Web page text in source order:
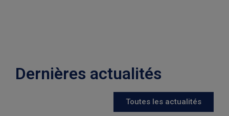
Dernières actualités
Toutes les actualités